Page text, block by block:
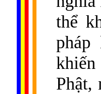
thể
pháp
khiến
Phật,